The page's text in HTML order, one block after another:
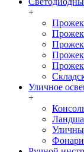
+
Уличное
+